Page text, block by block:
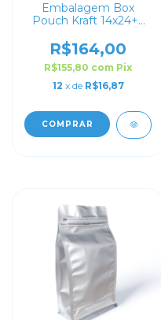
Embalagem Box
Pouch Kraft 14x24+6
R$164,00
R$155,80 com Pix
12 x de R$16,87
COMPRAR